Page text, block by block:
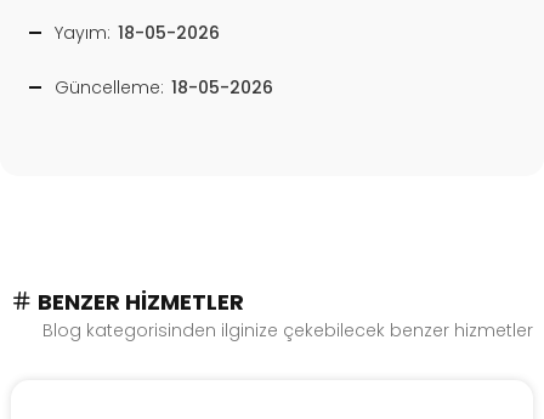
Yayım: 18-05-2026
Güncelleme: 18-05-2026
BENZER HIZMETLER
Blog kategorisinden ilginize çekebilecek benzer hizmetler